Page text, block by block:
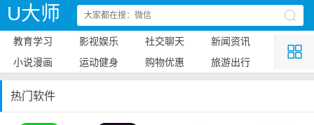
U大师
教育学习 影视娱乐 社交聊天
新闻资讯
小说漫画
运动健身 购物优惠 旅游出行
热门软件